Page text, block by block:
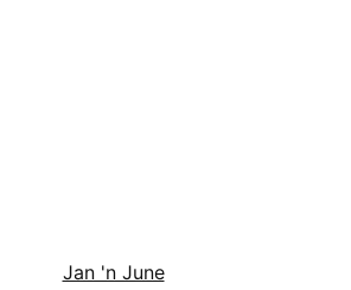
Jan 'n June